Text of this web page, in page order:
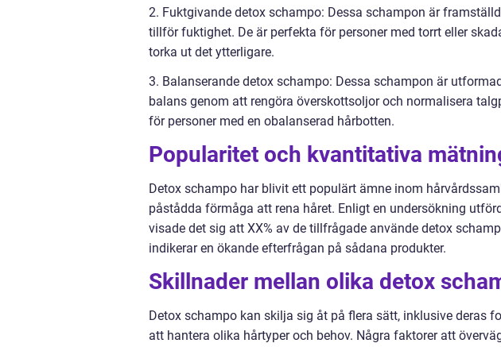
2. Fuktgivande detox schampo: Dessa schampon är
tillför fuktighet. De är perfekta för personer med torrt eller
torka ut det ytterligare.
3. Balanserande detox schampo: Dessa schampon är
balans genom att rengöra överskottsoljor och normalisera
för personer med en obalanserad hårbotten.
Popularitet och kvantitativa
Detox schampo har blivit ett populärt ämne inom
påstådda förmåga att rena håret. Enligt en undersökning
visade det sig att XX% av de tillfrågade använde detox
indikerar en ökande efterfrågan på sådana produkter.
Skillnader mellan olika detox
Detox schampo kan skilja sig åt på flera sätt, inklusive deras
att hantera olika hårtyper och behov. Några faktorer att